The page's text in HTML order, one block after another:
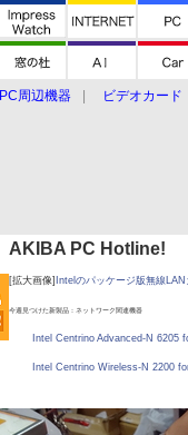
PC周辺機器
ビデオカード
AKIBA PC Hotline!
[拡大画像] Intelのパッケージ版無線
今週見つけた新製品：ネットワーク関連機器
Intel Centrino Advanced-N 6205
Intel Centrino Wireless-N 2200